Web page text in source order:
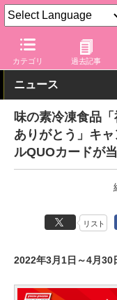
カテゴリ 過去記事
グルメ Watch 食品
ニュース
味の素冷凍食品
ありがとう」キ
ルQUOカードが
リスト
2022年3月1日～4月30